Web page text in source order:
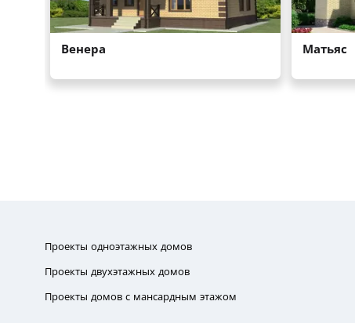
Проекты одноэтажных домов
Проекты двухэтажных домов
Проекты домов с мансардным этажом